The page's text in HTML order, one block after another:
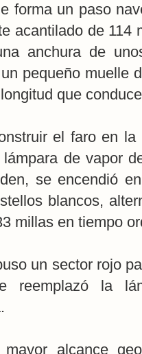
forma un paso
acantilado de
anchura de
pequeño muelle
que
el faro en
de vapor
se encendió
blancos,
millas en tiempo
un sector rojo
reemplazó la
alcance